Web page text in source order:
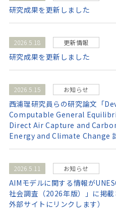
研究成果を更新しました
2026.5.18 更新情報
研究成果を更新しました
2026.5.15 お知らせ
西浦理研究員らの研究論文「
Computable General
Direct Air Capture and
Energy and Climate Change
2026.5.11 お知らせ
AIMモデルに関する情報が
社会調査（2026年版）」に掲
外部サイトにリンクします）